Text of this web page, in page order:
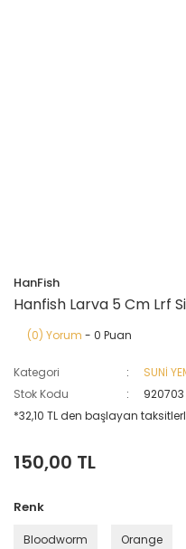
HanFish
Hanfish Larva 5 Cm Lrf
(0) Yorum - 0 Puan
Kategori SUNİ
Stok Kodu
920703
*32,10 TL den başlayan
150,00 TL
Renk
Bloodworm Orange